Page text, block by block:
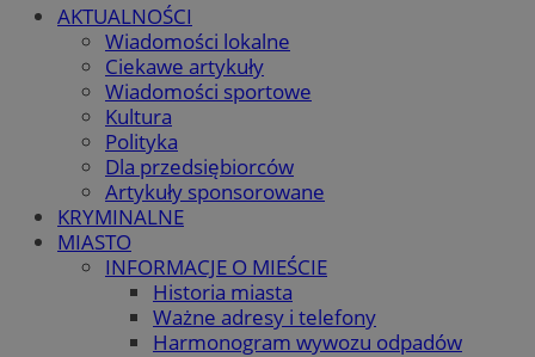
AKTUALNOŚCI
Wiadomości lokalne
Ciekawe artykuły
Wiadomości sportowe
Kultura
Polityka
Dla przedsiębiorców
Artykuły sponsorowane
KRYMINALNE
MIASTO
INFORMACJE O MIEŚCIE
Historia miasta
Ważne adresy i telefony
Harmonogram wywozu odpadów